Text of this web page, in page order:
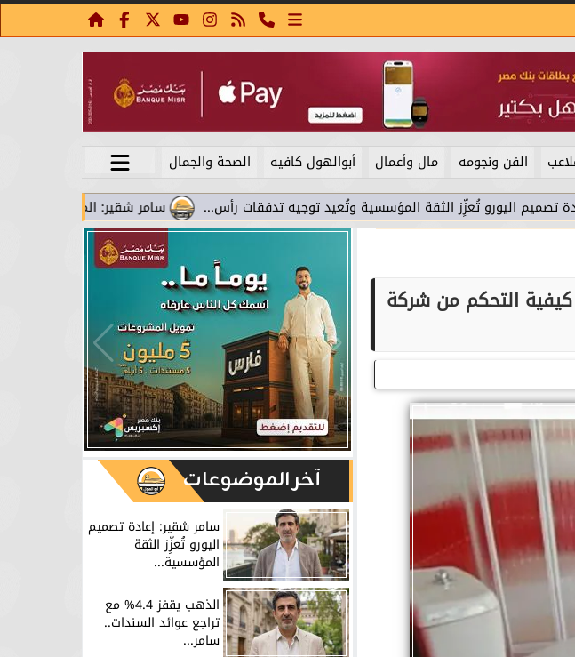
الفن ونجومه مال وأعمال أبوالهول كافيه
الصحة والجمال
سامر شقير: المواني تحوَّلت من نقاط
تُعزِّز الثقة المؤسسية وتُعيد توجيه تدفقات رأس...
التحكم من شركة
آخر الموضوعات
سامر شقير: إعادة تصميم
اليورو تُعزِّز الثقة
المؤسسية...
الذهب يقفز 4.4% مع
تراجع عوائد السندات..
سامر...